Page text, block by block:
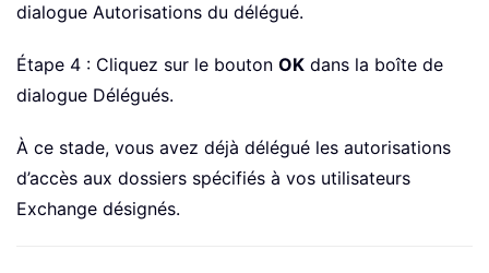
dialogue Autorisations du délégué.
Étape 4 : Cliquez sur le bouton OK dans la boîte de
dialogue Délégués.
À ce stade, vous avez déjà délégué les autorisations
d’accès aux dossiers spécifiés à vos utilisateurs
Exchange désignés.